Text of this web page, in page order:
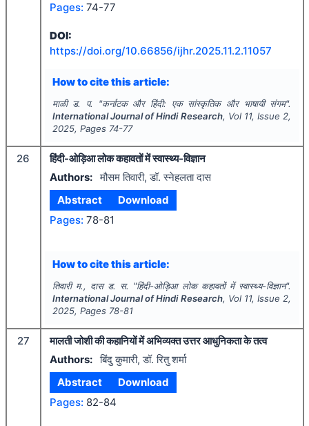
Pages: 74-77
DOI:
https://doi.org/10.66856/ijhr.2025.11.2.11057
How to cite this article:
माळी ड. प. "कर्नाटक और हिंदी: एक सांस्कृतिक और भाषायी संगम".
International Journal of Hindi Research, Vol 11, Issue 2,
2025, Pages 74-77
26
हिंदी-ओड़िआ लोक कहावतों में स्वास्थ्य-विज्ञान
Authors: मौसम तिवारी, डॉ. स्नेहलता दास
Abstract
Download
Pages: 78-81
How to cite this article:
तिवारी म., दास ड. स. "हिंदी-ओड़िआ लोक कहावतों में स्वास्थ्य-विज्ञान".
International Journal of Hindi Research, Vol 11, Issue 2,
2025, Pages 78-81
27
मालती जोशी की कहानियों में अभिव्यक्त उत्तर आधुनिकता के तत्व
Authors: बिंदु कुमारी, डॉ. रितु शर्मा
Abstract
Download
Pages: 82-84